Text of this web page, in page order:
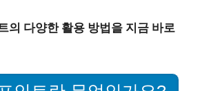
의 다양한 활용 방법을 지금 바로